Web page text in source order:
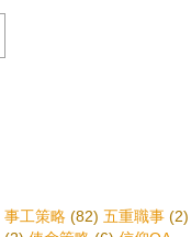
事工策略 (82) 五重職事 (2)